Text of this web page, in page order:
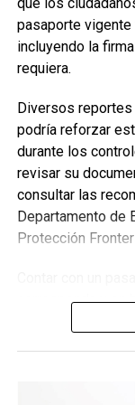
Twitter:
Youtube:
Encuentra más
TEMAS
HOME
INCREIBLE
VER SIGUIENTE
Confirmaron el
causada por el
diversos países
Como parte del
Internacionales,
delegados
Biblia bajo el lema
Entre las ciudades
Duala,
Quito,
pasaporte
incluyendo la
requiera.
Diversos reportes
podría reforzar
durante los
revisar su
consultar las
Departamento de
Protección
corresponda y en
problemas